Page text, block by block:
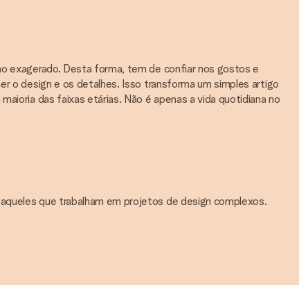
exagerado. Desta forma, tem de confiar nos gostos e
o design e os detalhes. Isso transforma um simples artigo
das faixas etárias. Não é apenas a vida quotidiana no
que trabalham em projetos de design complexos.